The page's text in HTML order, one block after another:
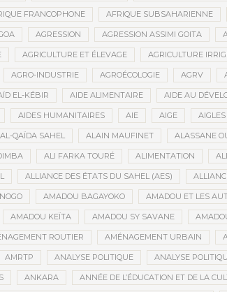
FRANCOPHONE AFRIQUE SUBSAHARIENNE
AGRESSION AGRESSION ASSIMI GOITA
AGRICULTURE ET ÉLEVAGE AGRICULTURE
AGRO-INDUSTRIE AGROÉCOLOGIE AGRV
EL-KÉBIR AIDE ALIMENTAIRE AIDE AU
AIDES HUMANITAIRES AIE AIGE
AL-QAÏDA SAHEL ALAIN MAUFINET ALASSANE
ALI FARKA TOURÉ ALIMENTATION
ALLIANCE DES ÉTATS DU SAHEL (AES)
AMADOU BAGAYOKO AMADOU ET LES
AMADOU KEÏTA AMADOU SY SAVANE
ROUTIER AMÉNAGEMENT URBAIN
AMRTP ANALYSE POLITIQUE ANALYSE
ANKARA ANNÉE DE L’ÉDUCATION ET DE LA